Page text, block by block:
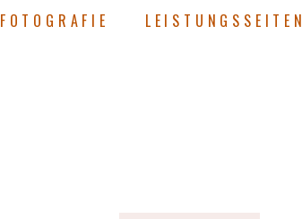
FOTOGRAFIE LEISTUNGSSEITEN